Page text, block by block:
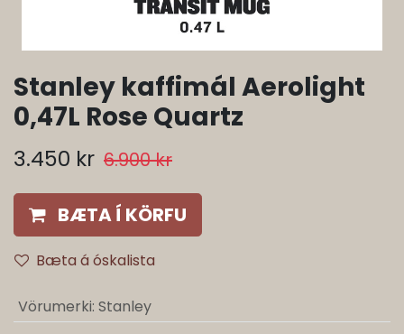
Stanley kaffimál Aerolight
0,47L Rose Quartz
3.450 kr 6.900kr
BÆTA Í KÖRFU
Bæta á óskalista
Vörumerki: Stanley